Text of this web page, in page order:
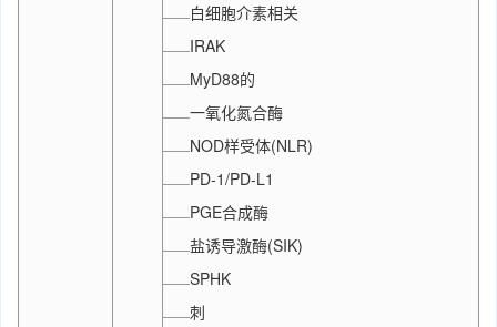
白细胞介素相关
IRAK
MyD88的
一氧化氮合酶
NOD样受体(NLR)
PD-1/PD-L1
PGE合成酶
盐诱导激酶(SIK)
SPHK
刺